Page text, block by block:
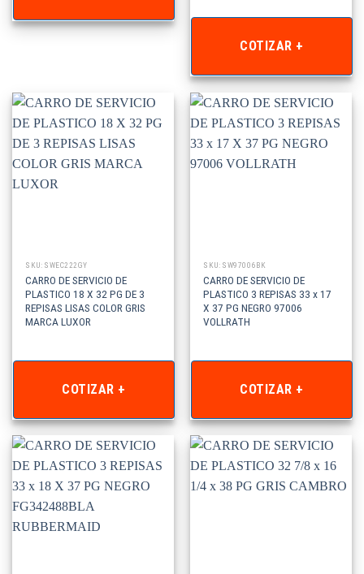
COTIZAR +
SKU: SWEC222GY
CARRO DE SERVICIO DE
PLASTICO 18 X 32 PG DE 3
REPISAS LISAS COLOR GRIS
MARCA LUXOR
COTIZAR +
SKU: SW97006BK
CARRO DE SERVICIO DE
PLASTICO 3 REPISAS 33 x 17
X 37 PG NEGRO 97006
VOLLRATH
COTIZAR +